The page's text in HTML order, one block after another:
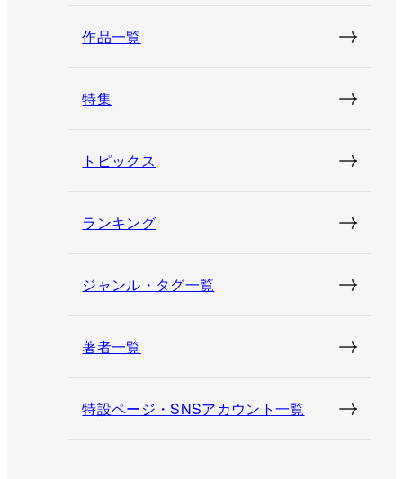
作品一覧
特集
トピックス
ランキング
ジャンル・タグ一覧
著者一覧
特設ページ・SNSアカウント一覧